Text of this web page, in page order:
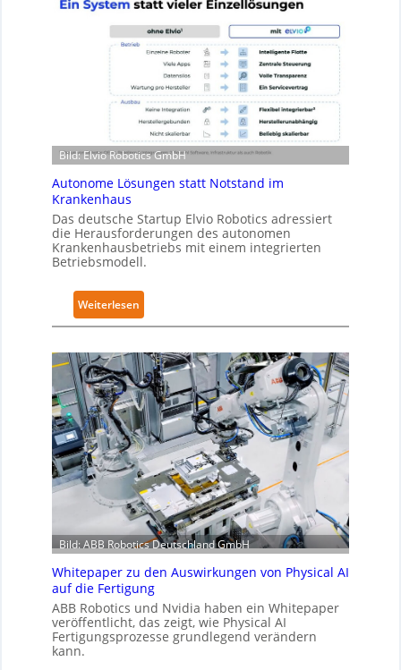
-
Z
t
i
f
z
i
e
n
n
a
c
h
I
E
C
6
2
4
-
-
2
a
R
o
o
t
i
c
s
e
w
e
i
t
e
t
l
o
b
a
l
e
s
T
r
a
i
n
i
n
g
Bild: Elvio Robotics GmbH
Autonome Lösungen statt Notstand im
Krankenhaus
Das deutsche Startup Elvio Robotics adressiert
die Herausforderungen des autonomen
Krankenhausbetriebs mit einem integrierten
Betriebsmodell.
Weiterlesen
A
t
o
n
o
m
e
L
ö
s
n
g
e
n
s
t
Bild: ABB Robotics Deutschland GmbH
Whitepaper zu den Auswirkungen von Physical AI
auf die Fertigung
ABB Robotics und Nvidia haben ein Whitepaper
veröffentlicht, das zeigt, wie Physical AI
Fertigungsprozesse grundlegend verändern
kann.